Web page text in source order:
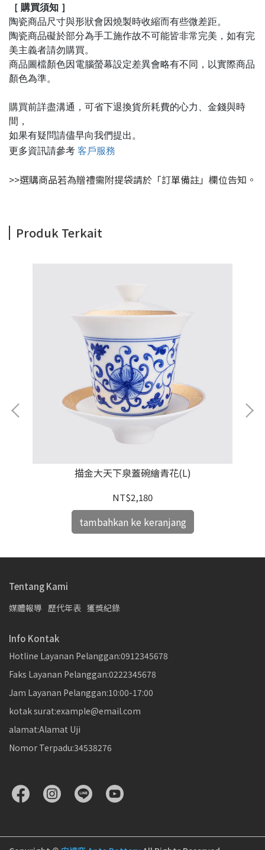
［ 購買須知 ］
陶瓷商品尺寸與形狀會因燒製時收縮而有些微差距。
陶瓷商品礙於部分為手工施作故不可能皆非常完美，如有完
美主義者請勿購買。
商品圖檔顏色因電腦螢幕設定差異會略有不同，以實際商品
顏色為準。
購買前詳盡溝通，可省下退換貨所耗費的心力、金錢與時
間，
如果有疑問請儘早向我們提出。
更多資訊請參考 客戶服務
>>選購商品若為贈禮需附提袋請於「訂單備註」欄位告知。
Produk Terkait
描金大天下泉蓋碗繪青花(L)
NT$2,180
tambahkan ke keranjang
Tentang Kami
媒體報導 歷代年表 獲獎紀錄
Info Kontak
Hotline Layanan Pelanggan:0912345678
Faks Layanan Pelanggan:0222345678
Jam Layanan Pelanggan:10:00-17:00
kotak surat:example@email.com
alamat:Alamat Uji
Nomor Terpadu:34538276